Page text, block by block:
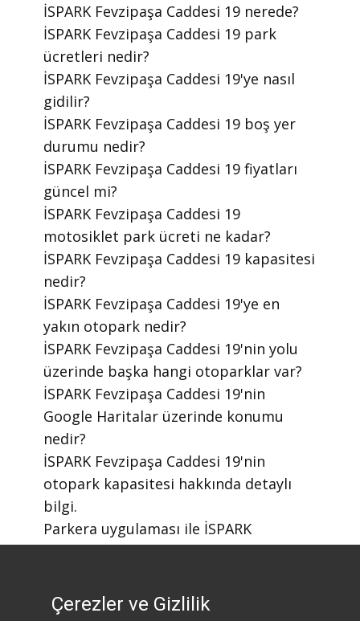
​İSPARK Fevzipaşa Caddesi 19 nerede?
​İSPARK Fevzipaşa Caddesi 19 park
ücretleri nedir?
​İSPARK Fevzipaşa Caddesi 19'ye nasıl
gidilir?
​İSPARK Fevzipaşa Caddesi 19 boş yer
durumu nedir?
​İSPARK Fevzipaşa Caddesi 19 fiyatları
güncel mi?
​İSPARK Fevzipaşa Caddesi 19
motosiklet park ücreti ne kadar?
​İSPARK Fevzipaşa Caddesi 19 kapasitesi
nedir?
​İSPARK Fevzipaşa Caddesi 19'ye en
yakın otopark nedir?
​İSPARK Fevzipaşa Caddesi 19'nin yolu
üzerinde başka hangi otoparklar var?
​İSPARK Fevzipaşa Caddesi 19'nin
Google Haritalar üzerinde konumu
nedir?
​İSPARK Fevzipaşa Caddesi 19'nin
otopark kapasitesi hakkında detaylı
bilgi.
​Parkera uygulaması ile İSPARK
otoparklarını nasıl bulabilirim?
indirilir?
Çerezler ve Gizlilik